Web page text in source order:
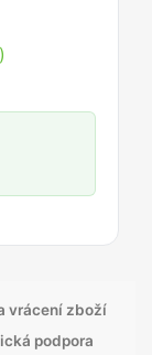
vrácení zboží
podpora